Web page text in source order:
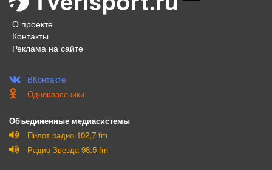
О проекте
Контакты
Реклама на сайте
ВКонтакте
Одноклассники
Объединенные медиасистемы
Пилот радио 102,7 fm
Радио Звезда 98.5 fm